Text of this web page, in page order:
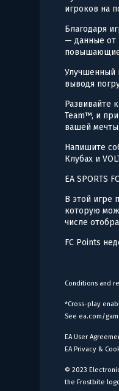
игроков на
Благодаря
— данные от
повышающие
Улучшенный
выводя
Развивайте
Team™, и
вашей мечты.
Напишите
Клубах и
EA SPORTS
В этой игре
которую
числе
FC Points
Conditions and
*Cross-play
See ea.com/
EA User
EA Privacy &
© 2023 Electronic
the Frostbite